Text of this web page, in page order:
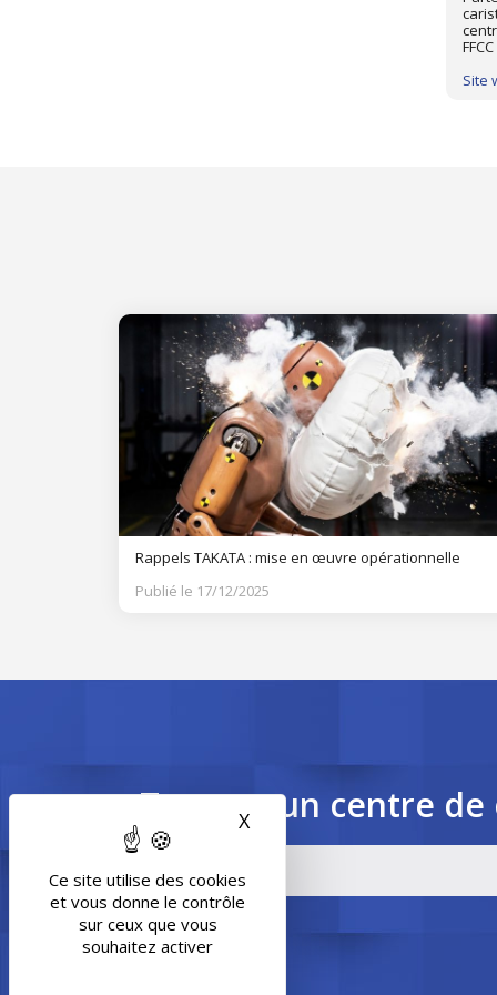
Ce site utilise des cookies
et vous donne le contrôle
sur ceux que vous
souhaitez activer
X Masquer le bandeau des
Site
Rappels TAKATA : mise en œuvre opérationnelle
Publié le 17/12/2025
Trouvez un centre